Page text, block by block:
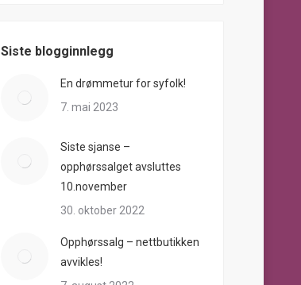
Siste blogginnlegg
En drømmetur for syfolk!
7. mai 2023
Siste sjanse –
opphørssalget avsluttes
10.november
30. oktober 2022
Opphørssalg – nettbutikken
avvikles!